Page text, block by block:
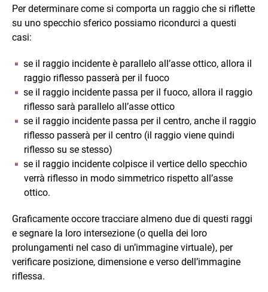
Per determinare come si comporta un raggio che si riflette
su uno specchio sferico possiamo ricondurci a questi
casi:
se il raggio incidente è parallelo all’asse ottico, allora il
raggio riflesso passerà per il fuoco
se il raggio incidente passa per il fuoco, allora il raggio
riflesso sarà parallelo all’asse ottico
se il raggio incidente passa per il centro, anche il raggio
riflesso passerà per il centro (il raggio viene quindi
riflesso su se stesso)
se il raggio incidente colpisce il vertice dello specchio
verrà riflesso in modo simmetrico rispetto all’asse
ottico.
Graficamente occore tracciare almeno due di questi raggi
e segnare la loro intersezione (o quella dei loro
prolungamenti nel caso di un’immagine virtuale), per
verificare posizione, dimensione e verso dell’immagine
riflessa.